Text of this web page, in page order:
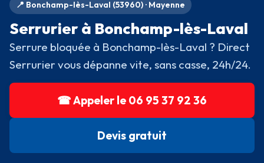
📍 Bonchamp-lès-Laval (53960) · Mayenne
Serrurier à Bonchamp-lès-Laval
Serrure bloquée à Bonchamp-lès-Laval ? Direct
Serrurier vous dépanne vite, sans casse, 24h/24.
☎ Appeler le 06 95 37 92 36
Devis gratuit